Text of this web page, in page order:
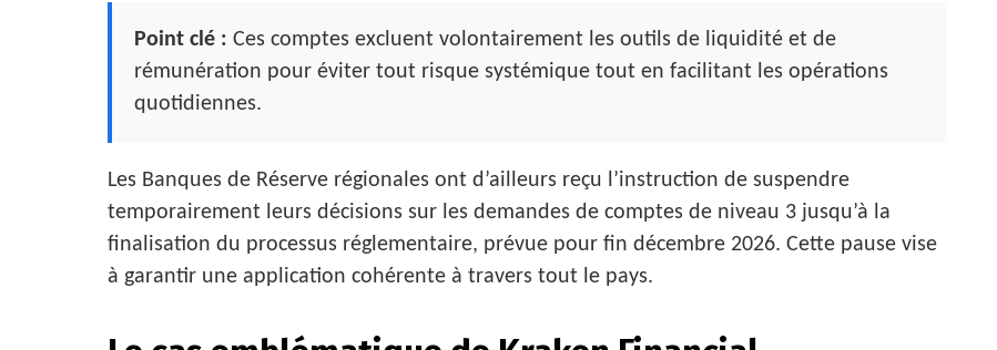
Point clé : Ces comptes excluent volontairement les outils de liquidité et de
rémunération pour éviter tout risque systémique tout en facilitant les opérations
quotidiennes.
Les Banques de Réserve régionales ont d’ailleurs reçu l’instruction de suspendre
temporairement leurs décisions sur les demandes de comptes de niveau 3 jusqu’à la
finalisation du processus réglementaire, prévue pour fin décembre 2026. Cette pause vise
à garantir une application cohérente à travers tout le pays.